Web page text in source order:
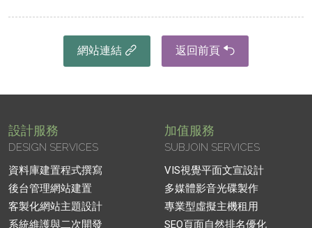
網站連結 返回前頁
設計服務
DESIGN SERVICES
資料庫建置程式撰寫
後台管理網站建置
客製化網站主題設計
系統維護與二次開發
加值服務
SUBJOIN SERVICES
VIS視覺平面文宣設計
多媒體影音光碟製作
專業型虛擬主機租用
SEO頁面自然排名優化